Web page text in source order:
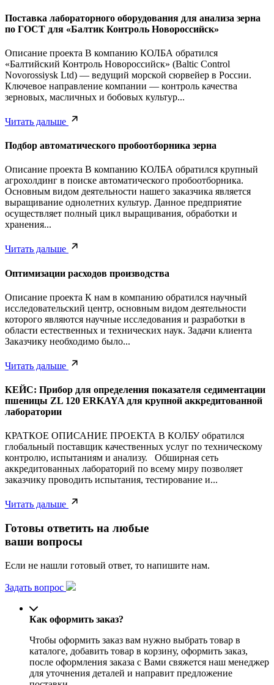
Поставка лабораторного оборудования для анализа зерна
по ГОСТ для «Балтик Контроль Новороссийск»
Описание проекта В компанию КОЛБА обратился
«Балтийский Контроль Новороссийск» (Baltic Control
Novorossiysk Ltd) — ведущий морской сюрвейер в России.
Ключевое направление компании — контроль качества
зерновых, масличных и бобовых культур...
Читать дальше
Подбор автоматического пробоотборника зерна
Описание проекта В компанию КОЛБА обратился крупный
агрохолдинг в поиске автоматического пробоотборника.
Основным видом деятельности нашего заказчика является
выращивание однолетних культур. Данное предприятие
осуществляет полный цикл выращивания, обработки и
хранения...
Читать дальше
Оптимизации расходов производства
Описание проекта К нам в компанию обратился научный
исследовательский центр, основным видом деятельности
которого являются научные исследования и разработки в
области естественных и технических наук. Задачи клиента
Заказчику необходимо было...
Читать дальше
КЕЙС: Прибор для определения показателя седиментации
пшеницы ZL 120 ERKAYA для крупной аккредитованной
лаборатории
КРАТКОЕ ОПИСАНИЕ ПРОЕКТА В КОЛБУ обратился
глобальный поставщик качественных услуг по техническому
контролю, испытаниям и анализу. Обширная сеть
аккредитованных лабораторий по всему миру позволяет
заказчику проводить испытания, тестирование и...
Читать дальше
Готовы ответить на любые
ваши вопросы
Если не нашли готовый ответ, то напишите нам.
Задать вопрос
Как оформить заказ?
Чтобы оформить заказ вам нужно выбрать товар в
каталоге, добавить товар в корзину, оформить заказ,
после оформления заказа с Вами свяжется наш менеджер
для уточнения деталей и направит предложение